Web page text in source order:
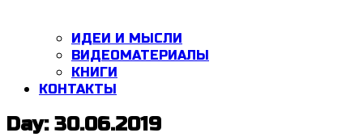
ИДЕИ И МЫСЛИ
ВИДЕОМАТЕРИАЛЫ
КНИГИ
КОНТАКТЫ
Day: 30.06.2019